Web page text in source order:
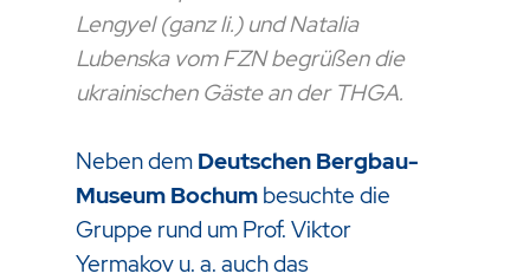
Lengyel (ganz li.) und Natalia
Lubenska vom FZN begrüßen die
ukrainischen Gäste an der THGA.
Neben dem Deutschen Bergbau-
Museum Bochum besuchte die
Gruppe rund um Prof. Viktor
Yermakov u. a. auch das